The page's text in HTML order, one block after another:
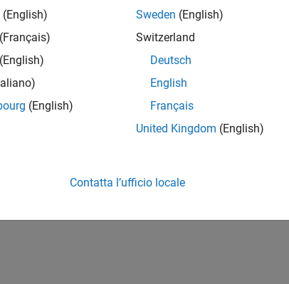
(English)
(Français)
(English)
(English)
Sweden (English)
Switzerland
Deutsch
English
Français
United Kingdom (English)
Contatta l’ufficio locale